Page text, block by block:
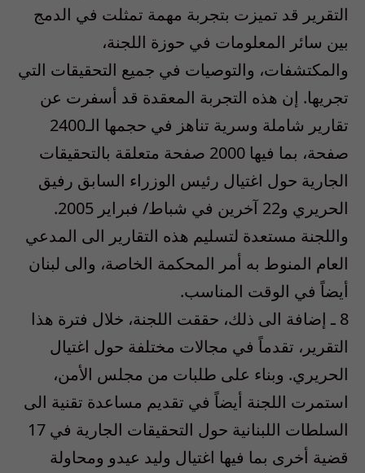
التقرير قد تميزت بتجربة مهمة تمثلت في الدمج
بين سائر المعلومات في حوزة اللجنة،
والمكتشفات، والتوصيات في جميع التحقيقات التي
تجريها. إن هذه التجربة المعقدة قد أسفرت عن
تقارير شاملة وسرية تناهز في حجمها الـ2400
صفحة، بما فيها 2000 صفحة متعلقة بالتحقيقات
الجارية حول اغتيال رئيس الوزراء السابق رفيق
الحريري و22 آخرين في شباط/ فبراير 2005.
واللجنة مستعدة لتسليم هذه التقارير الى المدعي
العام المنوط به أمر المحكمة الخاصة، والى لبنان
أيضاً في الوقت المناسب.
8 ـ إضافة الى ذلك، حققت اللجنة، خلال فترة هذا
التقرير، تقدماً في مجالات مختلفة حول اغتيال
الحريري. وبناء على طلبات من مجلس الأمن،
استمرت اللجنة أيضاً في تقديم مساعدة تقنية الى
السلطات اللبنانية حول التحقيقات الجارية في 17
قضية أخرى بما فيها اغتيال وليد عيدو ومحاولة